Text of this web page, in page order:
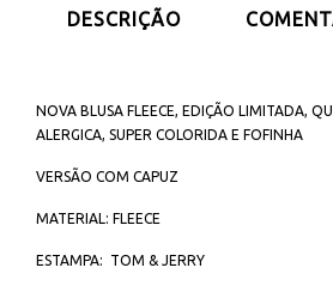
DESCRIÇÃO
NOVA BLUSA FLEECE, EDIÇÃO LIMITADA,
ALERGICA, SUPER COLORIDA E FOFINHA
VERSÃO COM CAPUZ
MATERIAL: FLEECE
ESTAMPA: TOM & JERRY